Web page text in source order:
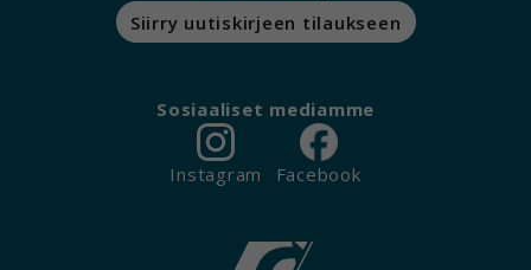
Siirry uutiskirjeen tilaukseen
Sosiaaliset mediamme
Instagram Facebook